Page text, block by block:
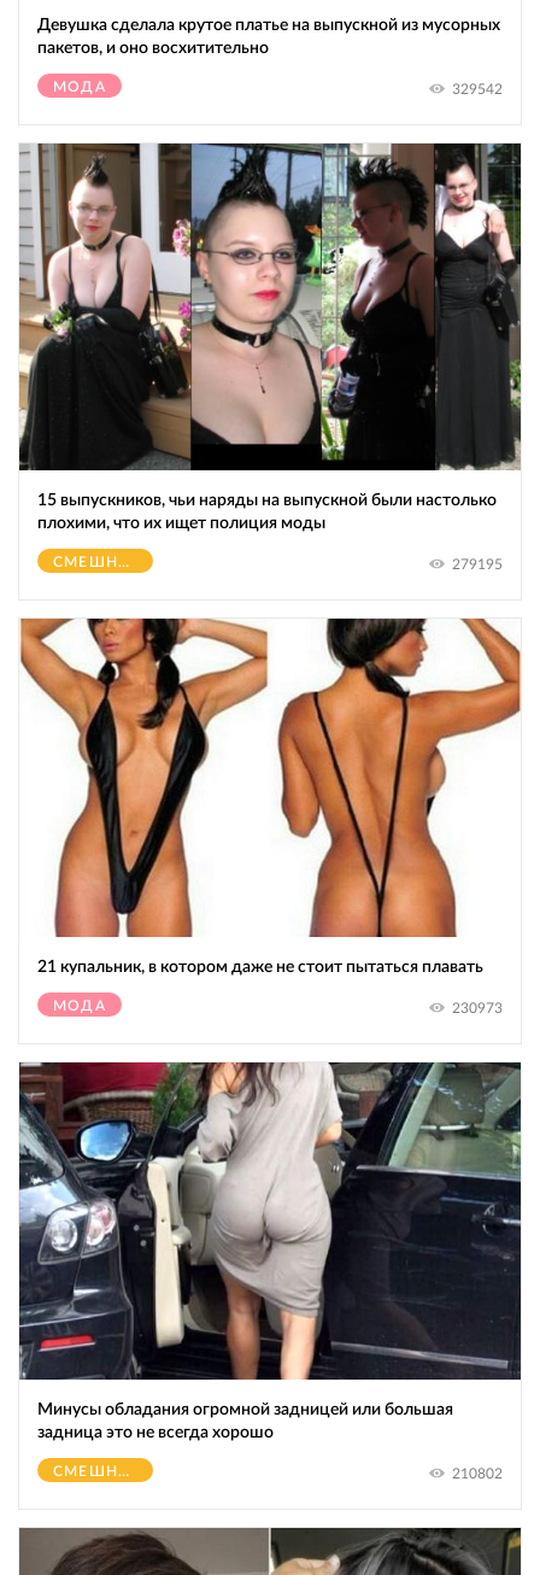
Девушка сделала крутое платье на выпускной из мусорных
пакетов, и оно восхитительно
МОДА 329542
15 выпускников, чьи наряды на выпускной были настолько
плохими, что их ищет полиция моды
СМЕШНОЕ 279195
21 купальник, в котором даже не стоит пытаться плавать
МОДА 230973
Минусы обладания огромной зaдницeй или большая
зaдницa это не всегда хорошо
СМЕШНОЕ 210802